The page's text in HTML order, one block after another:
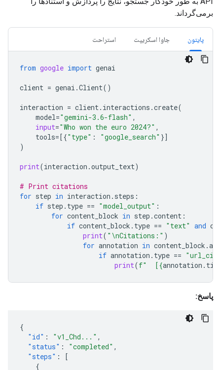
برمی‌گرداند.
پایتون جاوا اسکریپت استراحت
from google import genai
client = genai.Client
interaction = client.interactions.create
model="gemini-3.6-flash"
input="Who won the euro 2024?"
tools=[{"type" : "google_search"
print(interaction.output_text
# Print citations
for step in interaction.steps
if step.type == "model_output"
for content_block in step.content
if content_block.type == "text" and
print ("\nCitations:"
for annotation in content_block
if annotation.type ==
print( "  [{annotation.
پاسخ:
"id"
: "v1_Chd..."
"status"
: "completed"
"steps"
: